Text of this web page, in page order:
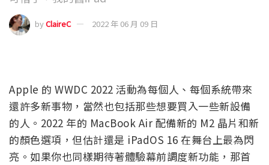
byClaireC 2022 年 06 月 09 日
Apple 的 WWDC 2022 活動為每個人、每個系統帶來
還許多新事物，當然也包括那些想要買入一些新設備
的人。2022 年的 MacBook Air 配備新的 M2 晶片和新
的顏色選項，但估計還是 iPadOS 16 在舞台上最為閃
亮。如果你也同樣期待著體驗幕前調度新功能，那首